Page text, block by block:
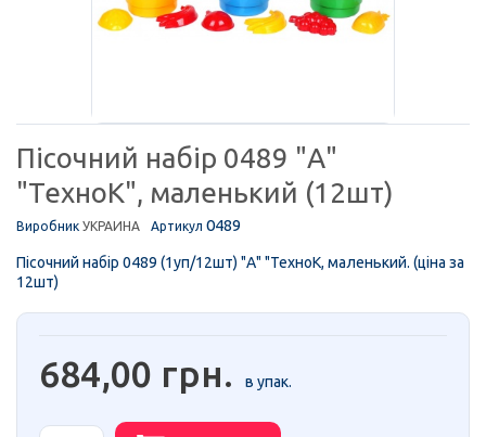
Пісочний набір 0489 "А"
"ТехноК", маленький (12шт)
Виробник УКРАИНА Артикул 0489
Пісочний набір 0489 (1уп/12шт) "А" "ТехноК, маленький. (ціна за
12шт)
684,00 грн. в упак.